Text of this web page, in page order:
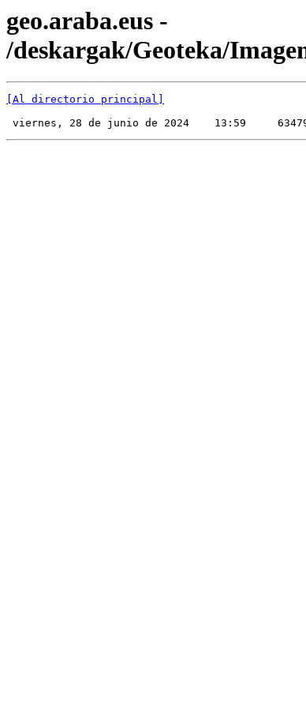
geo.araba.eus -
/deskargak/Geoteka/
[Al directorio principal]
viernes, 28 de junio de 2024    13:59